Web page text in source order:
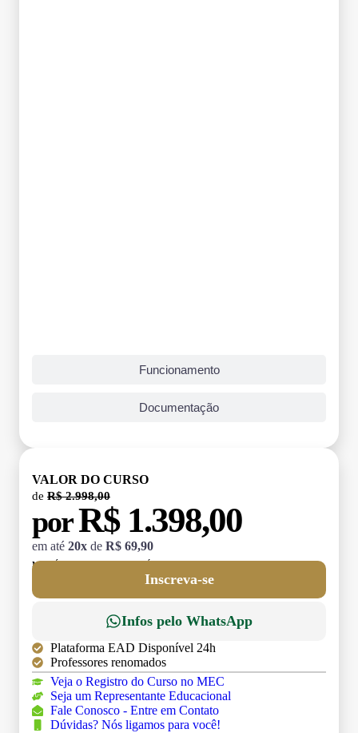
Funcionamento
Documentação
VALOR DO CURSO
de R$ 2.998,00
porR$ 1.398,00
em até 20x de R$ 69,90
MATRÍCULA:
Inscreva-se
Infos pelo WhatsApp
Plataforma EAD Disponível 24h
Professores renomados
Veja o Registro do Curso no MEC
Seja um Representante Educacional
Fale Conosco - Entre em Contato
Dúvidas? Nós ligamos para você!